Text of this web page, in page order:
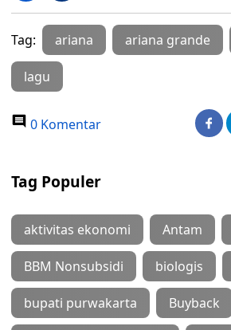
Tag: ariana ariana grande
lagu
0 Komentar
Tag Populer
aktivitas ekonomi Antam
BBM Nonsubsidi biologis
bupati purwakarta Buyback